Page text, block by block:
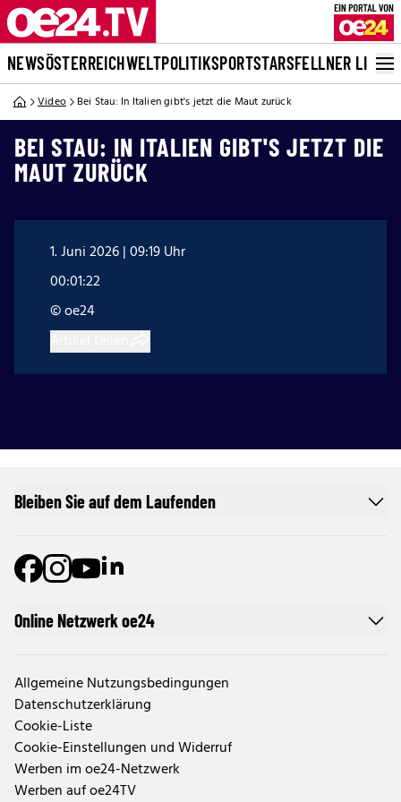
NEWSÖSTERREICHWELTPOLITIKSPORTSTARSFELLNER LIVE
Video Bei Stau: In Italien gibt's jetzt die Maut zurück
BEI STAU: IN ITALIEN GIBT'S JETZT DIE
MAUT ZURÜCK
1. Juni 2026 | 09:19 Uhr
00:01:22
© oe24
Online Netzwerk oe24
Allgemeine Nutzungsbedingungen
Datenschutzerklärung
Cookie-Liste
Cookie-Einstellungen und Widerruf
Werben im oe24-Netzwerk
Werben auf oe24TV
Bleiben Sie auf dem Laufenden